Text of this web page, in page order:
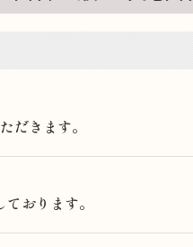
だきます。
おります。